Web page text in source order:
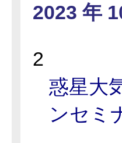
2023 年
2
惑星大
ンセミ